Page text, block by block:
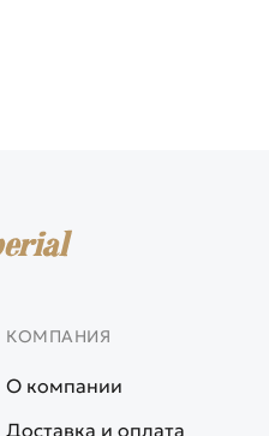
КОМПАНИЯ
О компании
Доставка и оплата